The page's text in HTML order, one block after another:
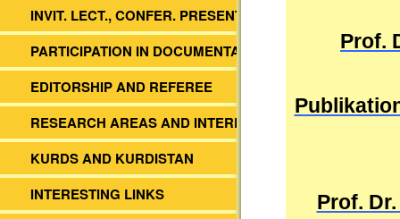
INVIT. LECT., CONFER. PRESENT.
PARTICIPATION IN DOCUMENTARIES
EDITORSHIP AND REFEREE
RESEARCH AREAS AND INTERESTS
KURDS AND KURDISTAN
INTERESTING LINKS
Prof.
Prof.